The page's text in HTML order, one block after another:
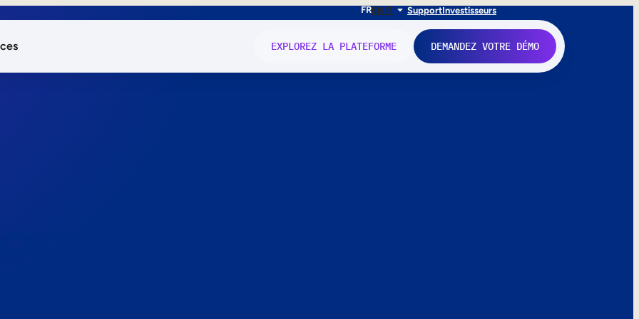
FRENIT SupportInvestisseurs
EXPLOREZ LA PLATEFORME DEMANDEZ VOTRE DÉMO